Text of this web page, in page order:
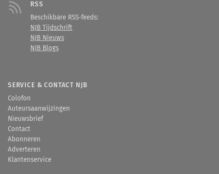
RSS
Beschikbare RSS-feeds:
NJB Tijdschrift
NJB Nieuws
NJB Blogs
SERVICE & CONTACT NJB
Colofon
Auteursaanwijzingen
Nieuwsbrief
Contact
Abonneren
Adverteren
Klantenservice